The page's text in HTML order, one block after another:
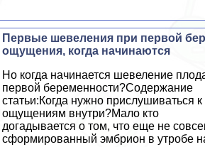
Первые шевеления при первой
ощущения, когда начинаются
Но когда начинается шевеление
первой беременности?Содержание
статьи:Когда нужно прислушиваться к
ощущениям внутри?Мало кто
догадывается о том, что еще не
сформированный эмбрион в утробе